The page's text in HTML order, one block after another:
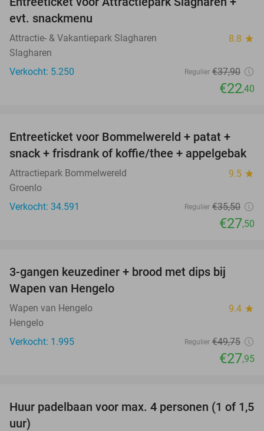
41%
evt. snackmenu
Attractie- & Vakantiepark Slagharen 8.8 star
Slagharen
Verkocht: 5.250
Regulier €37,90
€22,40
23%
Entreeticket voor Bommelwereld + patat +
snack + frisdrank of koffie/thee + appelgebak
Attractiepark Bommelwereld 9.5 star
Groenlo
Verkocht: 34.591
Regulier €35,50
€27,50
3-gangen keuzediner + brood met dips bij
Wapen van Hengelo
Wapen van Hengelo 9.4 star
Hengelo
Verkocht: 1.995
Regulier €49,75
€27,95
48%
Huur padelbaan voor max. 4 personen (1 of 1,5
uur)